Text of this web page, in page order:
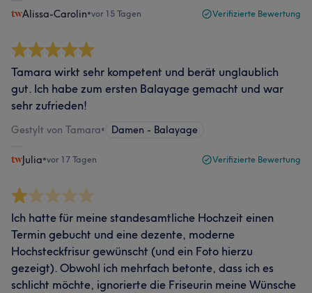
Alissa-Carolin•vor 15 Tagen Verifizierte Bewertung
Tamara wirkt sehr kompetent und berät unglaublich
gut. Ich habe zum ersten Balayage gemacht und war
sehr zufrieden!
Gestylt von Tamara• Damen - Balayage
Julia•vor 17 Tagen Verifizierte Bewertung
Ich hatte für meine standesamtliche Hochzeit einen
Termin gebucht und eine dezente, moderne
Hochsteckfrisur gewünscht (und ein Foto hierzu
gezeigt). Obwohl ich mehrfach betonte, dass ich es
schlicht möchte, ignorierte die Friseurin meine Wünsche